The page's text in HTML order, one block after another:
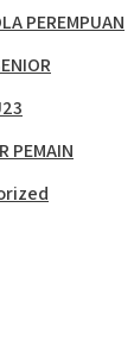
PEREMPUAN
PEMAIN